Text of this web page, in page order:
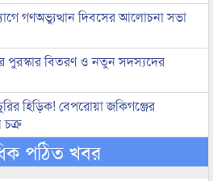
গণঅভ্যুত্থান দিবসের আলোচনা সভা
পুরস্কার বিতরণ ও নতুন সদস্যদের
হিড়িক! বেপরোয়া জকিগঞ্জের
পঠিত খবর